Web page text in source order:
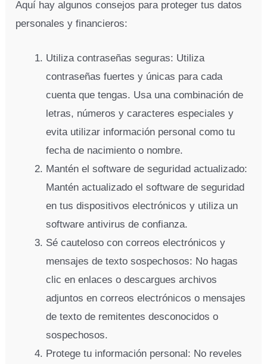
Aquí hay algunos consejos para proteger tus datos
personales y financieros:
Utiliza contraseñas seguras: Utiliza
contraseñas fuertes y únicas para cada
cuenta que tengas. Usa una combinación de
letras, números y caracteres especiales y
evita utilizar información personal como tu
fecha de nacimiento o nombre.
Mantén el software de seguridad actualizado:
Mantén actualizado el software de seguridad
en tus dispositivos electrónicos y utiliza un
software antivirus de confianza.
Sé cauteloso con correos electrónicos y
mensajes de texto sospechosos: No hagas
clic en enlaces o descargues archivos
adjuntos en correos electrónicos o mensajes
de texto de remitentes desconocidos o
sospechosos.
Protege tu información personal: No reveles